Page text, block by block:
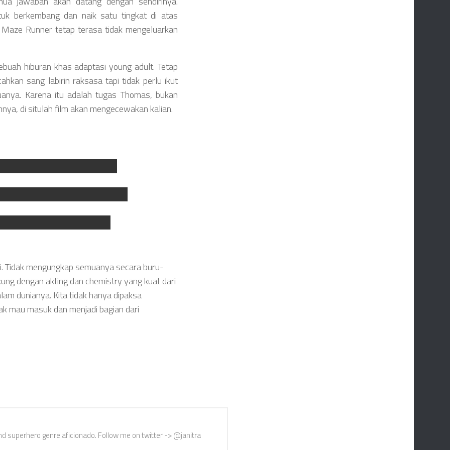
berkembang dan naik satu tingkat di atas
Runner tetap terasa tidak mengeluarkan
hiburan khas adaptasi young adult. Tetap
sang labirin raksasa tapi tidak perlu ikut
Karena itu adalah tugas Thomas, bukan
di situlah film akan mengecewakan kalian.
mengungkap semuanya secara buru-
dengan akting dan chemistry yang kuat dari
dunianya. Kita tidak hanya dipaksa
mau masuk dan menjadi bagian dari
superhero genre aficionado. Follow me on twitter -> @janitra